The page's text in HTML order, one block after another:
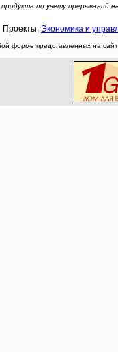
по учету прерываний
Проекты: Экономика и
форме представленных на